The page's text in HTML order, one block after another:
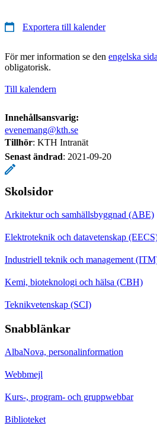
Exportera till kalender
För mer information se den engelska
obligatorisk.
Till kalendern
Innehållsansvarig:
evenemang@kth.se
Tillhör: KTH Intranät
Senast ändrad: 2021-09-20
Skolsidor
Arkitektur och samhällsbyggnad (ABE)
Elektroteknik och datavetenskap
Industriell teknik och management
Kemi, bioteknologi och hälsa (CBH)
Teknikvetenskap (SCI)
Snabblänkar
AlbaNova, personalinformation
Webbmejl
Kurs-, program- och gruppwebbar
Biblioteket